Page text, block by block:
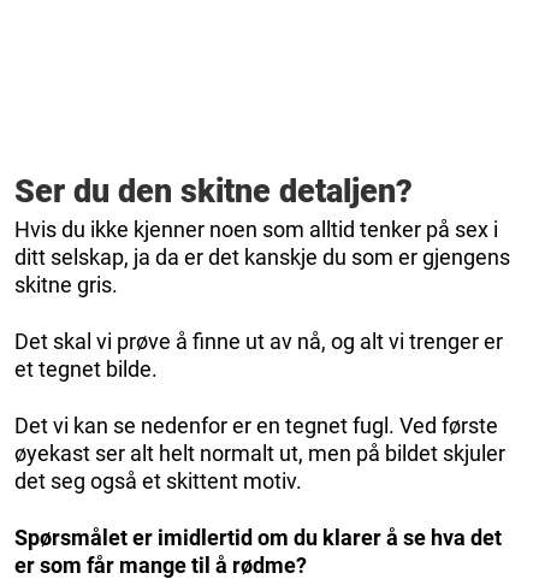
Ser du den skitne detaljen?
Hvis du ikke kjenner noen som alltid tenker på sex i
ditt selskap, ja da er det kanskje du som er gjengens
skitne gris.
Det skal vi prøve å finne ut av nå, og alt vi trenger er
et tegnet bilde.
Det vi kan se nedenfor er en tegnet fugl. Ved første
øyekast ser alt helt normalt ut, men på bildet skjuler
det seg også et skittent motiv.
Spørsmålet er imidlertid om du klarer å se hva det
er som får mange til å rødme?